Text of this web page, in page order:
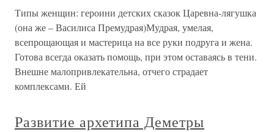
Типы женщин: героини детских сказок Царевна-лягушка
(она же – Василиса Премудрая)Мудрая, умелая,
всепрощающая и мастерица на все руки подруга и жена.
Готова всегда оказать помощь, при этом оставаясь в тени.
Внешне малопривлекательна, отчего страдает
комплексами. Ей
Развитие архетипа Деметры